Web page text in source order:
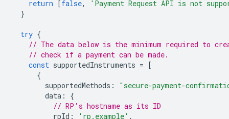
return
[false,
'Payment Request API is not
}
try {
// The data below is the minimum required to
// check if a payment can be made.
const supportedInstruments =
[
{
supportedMethods :
"secure-payment-
data :
{
// RP's hostname as its ID
rpId : 'rp.example' ,